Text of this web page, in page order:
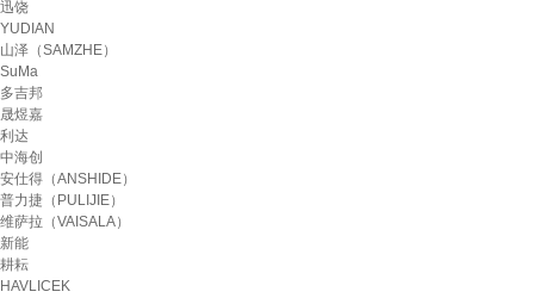
迅饶
YUDIAN
山泽（SAMZHE）
SuMa
多吉邦
晟煜嘉
利达
中海创
安仕得（ANSHIDE）
普力捷（PULIJIE）
维萨拉（VAISALA）
新能
耕耘
HAVLICEK